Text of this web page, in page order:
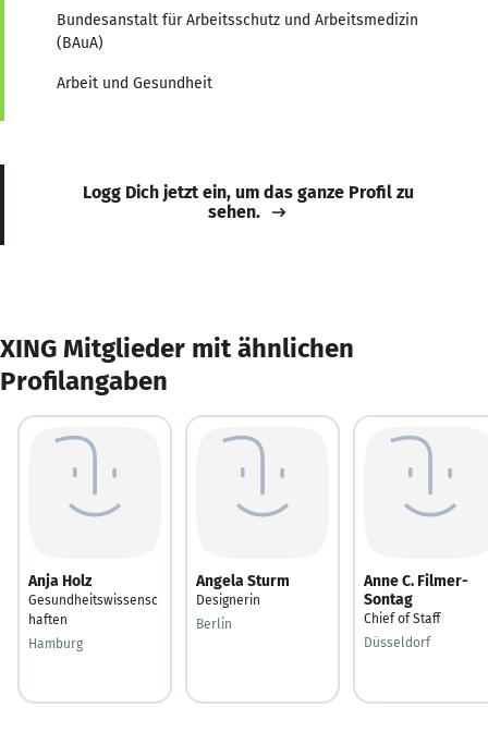
Bundesanstalt für Arbeitsschutz und Arbeitsmedizin
(BAuA)
Arbeit und Gesundheit
Logg Dich jetzt ein, um das ganze Profil zu
sehen.
XING Mitglieder mit ähnlichen
Profilangaben
Anja Holz
Gesundheitswissensc
haften
Hamburg
Angela Sturm
Designerin
Berlin
Anne C. Filmer-
Sontag
Chief of Staff
Düsseldorf